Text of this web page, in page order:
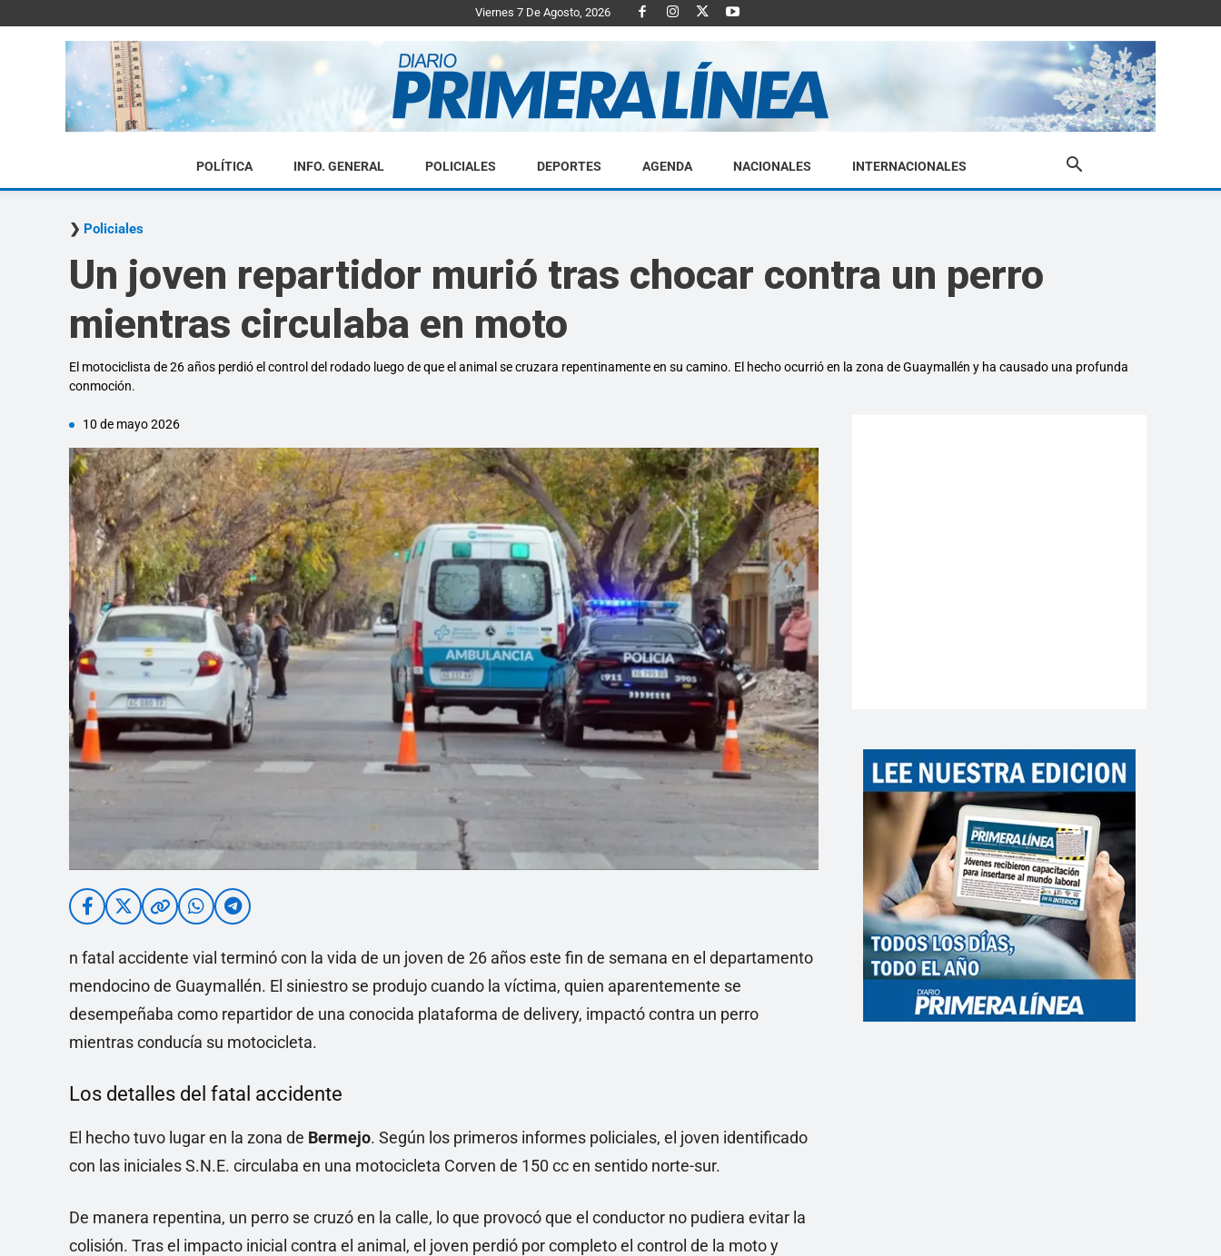
Viernes 7 De Agosto, 2026
Diario
POLÍTICA INFO. GENERAL POLICIALES DEPORTES AGENDA NACIONALES INTERNACIONALES
Policiales
Un joven repartidor murió tras chocar contra un perro
mientras circulaba en moto
El motociclista de 26 años perdió el control del rodado luego de que el animal se cruzara repentinamente en su camino. El hecho ocurrió en la zona de Guaymallén y ha causado una profunda
conmoción.
10 de mayo 2026
n fatal accidente vial terminó con la vida de un joven de 26 años este fin de semana en el departamento
mendocino de Guaymallén. El siniestro se produjo cuando la víctima, quien aparentemente se
desempeñaba como repartidor de una conocida plataforma de delivery, impactó contra un perro
mientras conducía su motocicleta.
Los detalles del fatal accidente
El hecho tuvo lugar en la zona de Bermejo. Según los primeros informes policiales, el joven identificado
con las iniciales S.N.E. circulaba en una motocicleta Corven de 150 cc en sentido norte-sur.
De manera repentina, un perro se cruzó en la calle, lo que provocó que el conductor no pudiera evitar la
colisión. Tras el impacto inicial contra el animal, el joven perdió por completo el control de la moto y